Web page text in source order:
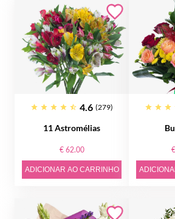
4.6 (279)
11 Astromélias
€ 62.00
ADICIONAR AO CARRINHO